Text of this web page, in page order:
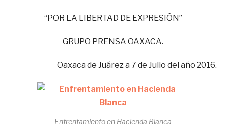
“POR LA LIBERTAD DE EXPRESIÓN”
GRUPO PRENSA OAXACA.
Oaxaca de Juárez a 7 de Julio del año 2016.
Enfrentamiento en Hacienda Blanca